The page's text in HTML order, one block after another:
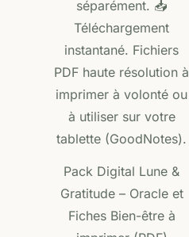
Pack Digital Lune &
Gratitude – Oracle et
Fiches Bien-être à